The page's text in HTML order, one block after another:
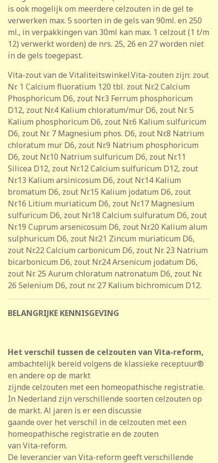
is ook mogelijk om meerdere celzouten in de gel te
verwerken max. 5 soorten in de gels van 90ml. en 250
ml., in verpakkingen van 30ml kan max. 1 celzout (1 t/m
12) verwerkt worden) de nrs. 25, 26 en 27 worden niet
in de gels toegepast.
Vita-zout van de Vitaliteitswinkel.Vita-zouten zijn: zout
Nr. 1 Calcium fluoratium 120 tbl. zout Nr.2 Calcium
Phosphoricum D6, zout Nr.3 Ferrum phosphoricum
D12, zout Nr.4 Kalium chloratum/mur D6, zout Nr. 5
Kalium phosphoricum D6, zout Nr.6 Kalium sulfuricum
D6, zout Nr. 7 Magnesium phos. D6, zout Nr.8 Natrium
chloratum mur D6, zout Nr.9 Natrium phosphoricum
D6, zout Nr.10 Natrium sulfuricum D6, zout Nr.11
Silicea D12, zout Nr.12 Calcium sulfuricum D12, zout
Nr.13 Kalium arsinicosum D6, zout Nr.14 Kalium
bromatum D6, zout Nr.15 Kalium jodatum D6, zout
Nr.16 Litium muriaticum D6, zout Nr.17 Magnesium
sulfuricum D6, zout Nr.18 Calcium sulfuratum D6, zout
Nr.19 Cuprum arsenicosum D6, zout Nr.20 Kalium alum
sulphuricum D6, zout Nr.21 Zincum muriaticum D6,
zout Nr.22 Calcium carbonicum D6, zout Nr. 23 Natrium
bicarbonicum D6, zout Nr.24 Arsenicum jodatum D6,
zout Nr. 25 Aurum chloratum natronatum D6, zout Nr.
26 Selenium D6, zout nr. 27 Kalium bichromicum D12.
BELANGRIJKE KENNISGEVING
Het verschil tussen de celzouten van Vita-reform,
ambachtelijk bereid volgens de klassieke receptuur®
en andere op de markt
zijnde celzouten met een homeopathische registratie.
In Nederland zijn verschillende soorten celzouten op
de markt. Al jaren is er een discussie
gaande over het verschil in de celzouten met een
homeopathische registratie en de zouten
van Vita-reform.
De leverancier van Vita-reform geeft verschillende